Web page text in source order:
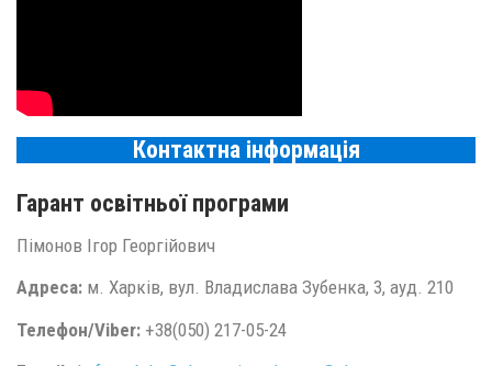
Контактна інформація
Гарант освітньої програми
Пімонов Ігор Георгійович
Адреса: м. Харків, вул. Владислава Зубенка, 3, ауд. 210
Телефон/Viber: +38(050) 217-05-24